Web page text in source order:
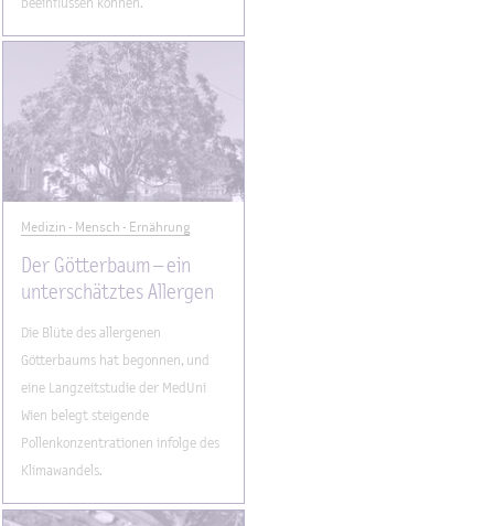
beeinflussen können.
Medizin - Mensch - Ernährung
Der Götterbaum – ein
unterschätztes Allergen
Die Blüte des allergenen
Götterbaums hat begonnen, und
eine Langzeitstudie der MedUni
Wien belegt steigende
Pollenkonzentrationen infolge des
Klimawandels.